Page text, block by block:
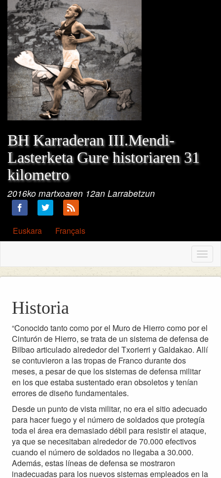
BH Karraderan III.Mendi-
Lasterketa Gure historiaren 31
kilometro
2016ko martxoaren 12an Larrabetzun
Euskara Français
Historia
“Conocido tanto como por el Muro de Hierro como por el
Cinturón de Hierro, se trata de un sistema de defensa de
Bilbao articulado alrededor del Txorierri y Galdakao. Allí
se contuvieron a las tropas de Franco durante dos
meses, a pesar de que los sistemas de defensa militar
en los que estaba sustentado eran obsoletos y tenían
errores de diseño fundamentales.
Desde un punto de vista militar, no era el sitio adecuado
para hacer fuego y el número de soldados que protegía
toda el área era demasiado débil para resistir el ataque,
ya que se necesitaban alrededor de 70.000 efectivos
cuando el número de soldados no llegaba a 30.000.
Además, estas líneas de defensa se mostraron
inadecuadas para los nuevos sistemas empleados en la